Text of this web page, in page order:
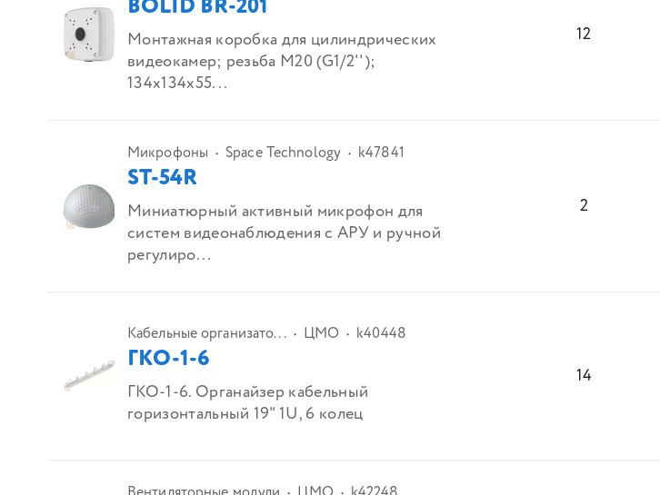
BOLID BR-201
Монтажная коробка для цилиндрических
видеокамер; резьба M20 (G1/2'');
134х134х55...
12
Микрофоны Space Technology k47841
ST-54R
Миниатюрный активный микрофон для
систем видеонаблюдения с АРУ и ручной
регулиро...
2
Кабельные организато... ЦМО k40448
ГКО-1-6
ГКО-1-6. Органайзер кабельный
горизонтальный 19" 1U, 6 колец
14